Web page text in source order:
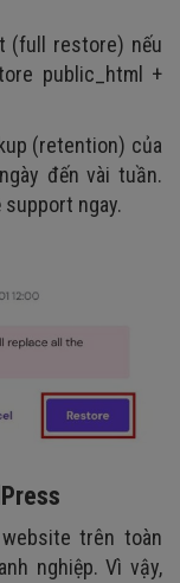
(full restore) nếu
public_html +
(retention) của
đến vài tuần.
support ngay.
trên toàn
nghiệp. Vì vậy,